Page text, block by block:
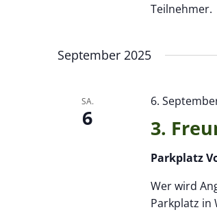
Teilnehmer.
September 2025
SA.
6 3.
6.
Parkplatz
Wer wird
Parkplatz in